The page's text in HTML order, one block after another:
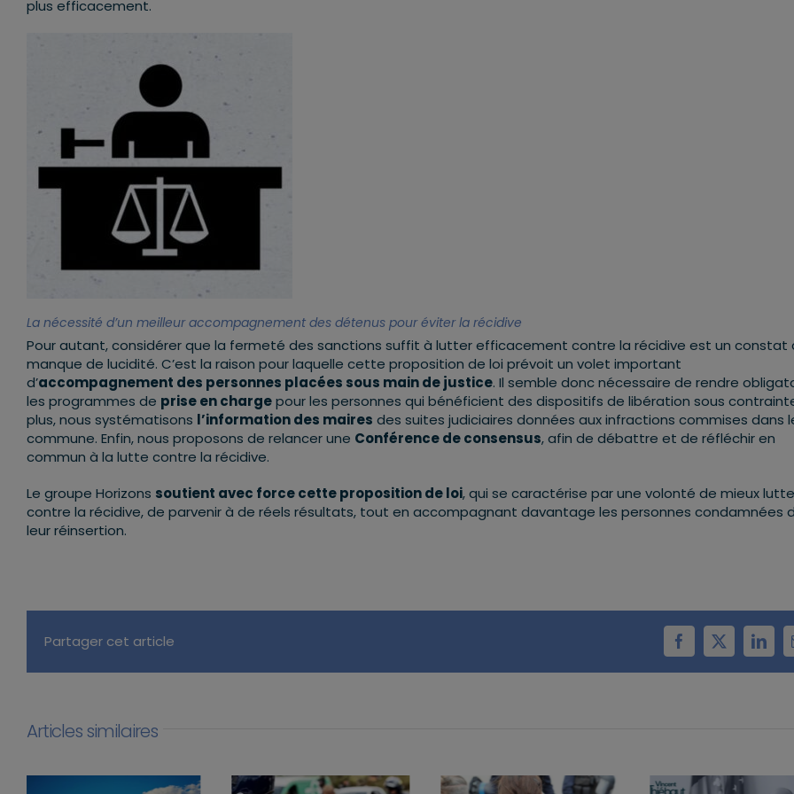
plus efficacement.
La nécessité d’un meilleur accompagnement des détenus pour éviter la récidive
Pour autant, considérer que la fermeté des sanctions suffit à lutter efficacement contre la récidive est un constat
manque de lucidité. C’est la raison pour laquelle cette proposition de loi prévoit un volet important
d’accompagnement des personnes placées sous main de justice. Il semble donc nécessaire de rendre
les programmes de prise en chargepour les personnes qui bénéficient des dispositifs de libération sous
plus, nous systématisons l’information des maires des suites judiciaires données aux infractions commises dans
commune. Enfin, nous proposons de relancer une Conférence de consensus, afin de débattre et de réfléchir en
commun à la lutte contre la récidive.
Le groupe Horizons soutient avec force cette proposition de loi, qui se caractérise par une volonté de mieux
contre la récidive, de parvenir à de réels résultats, tout en accompagnant davantage les personnes condamnées
leur réinsertion.
Partager cet article Facebook
X
Articles similaires